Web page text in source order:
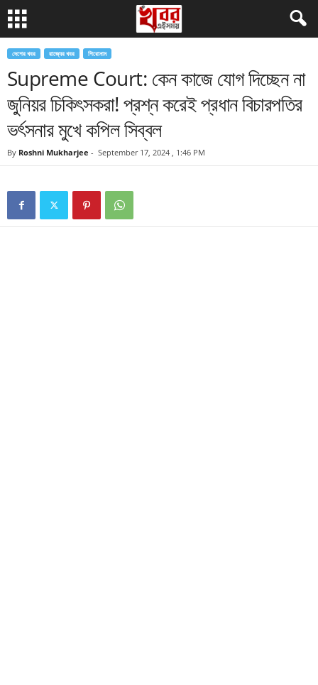
দেশের খবর রাজ্যের খবর শিরোনাম
Supreme Court: কেন কাজে যোগ দিচ্ছেন না
জুনিয়র চিকিৎসকরা! প্রশ্ন করেই প্রধান বিচারপতির
ভর্ৎসনার মুখে কপিল সিব্বল
By Roshni Mukharjee - September 17, 2024 , 1:46 PM